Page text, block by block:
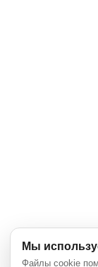
Мы
Файлы cookie